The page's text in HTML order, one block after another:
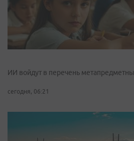
ИИ войдут в перечень
сегодня, 06:21